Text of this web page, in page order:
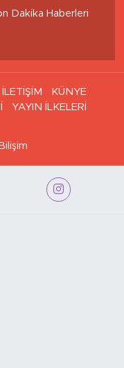
Dakika Haberleri
İLETİŞİM
KÜNYE
YAYIN İLKELERİ